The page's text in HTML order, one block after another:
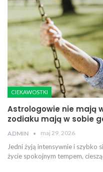
CIEKAWOSTKI
Astrologowie nie mają
zodiaku mają w sobie
ADMIN maj 29, 2026
Jedni żyją intensywnie i szybko
życie spokojnym tempem,